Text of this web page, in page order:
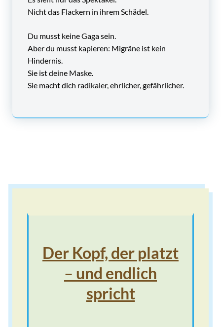
Nicht das Flackern in ihrem Schädel.
Du musst keine Gaga sein.
Aber du musst kapieren: Migräne ist kein
Hindernis.
Sie ist deine Maske.
Sie macht dich radikaler, ehrlicher, gefährlicher.
Der Kopf, der platzt
– und endlich
spricht